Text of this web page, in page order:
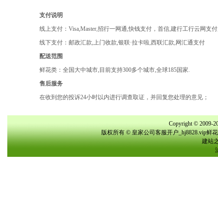
支付说明
线上支付：Visa,Master,招行一网通,快钱支付，首信,建行工行云网支
线下支付：邮政汇款,上门收款,银联·拉卡啦,西联汇款,网汇通支付
配送范围
鲜花类：全国大中城市,目前支持300多个城市,全球185国家.
售后服务
在收到您的投诉24小时以内进行调查取证，并回复您处理的意见；
Copyright © 2009-
版权所有 © 皇家公司客服开户_hj8828.vip鲜
建站